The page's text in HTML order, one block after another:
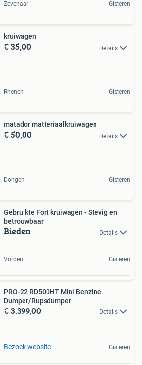
Zevenaar Gisteren
kruiwagen
€ 35,00 Details
Rhenen Gisteren
matador matteriaalkruiwagen
€ 50,00 Details
Dongen Gisteren
Gebruikte Fort kruiwagen - Stevig en
betrouwbaar
Bieden Details
Vorden Gisteren
PRO-22 RD500HT Mini Benzine
Dumper/Rupsdumper
€ 3.399,00 Details
Bezoek website Gisteren